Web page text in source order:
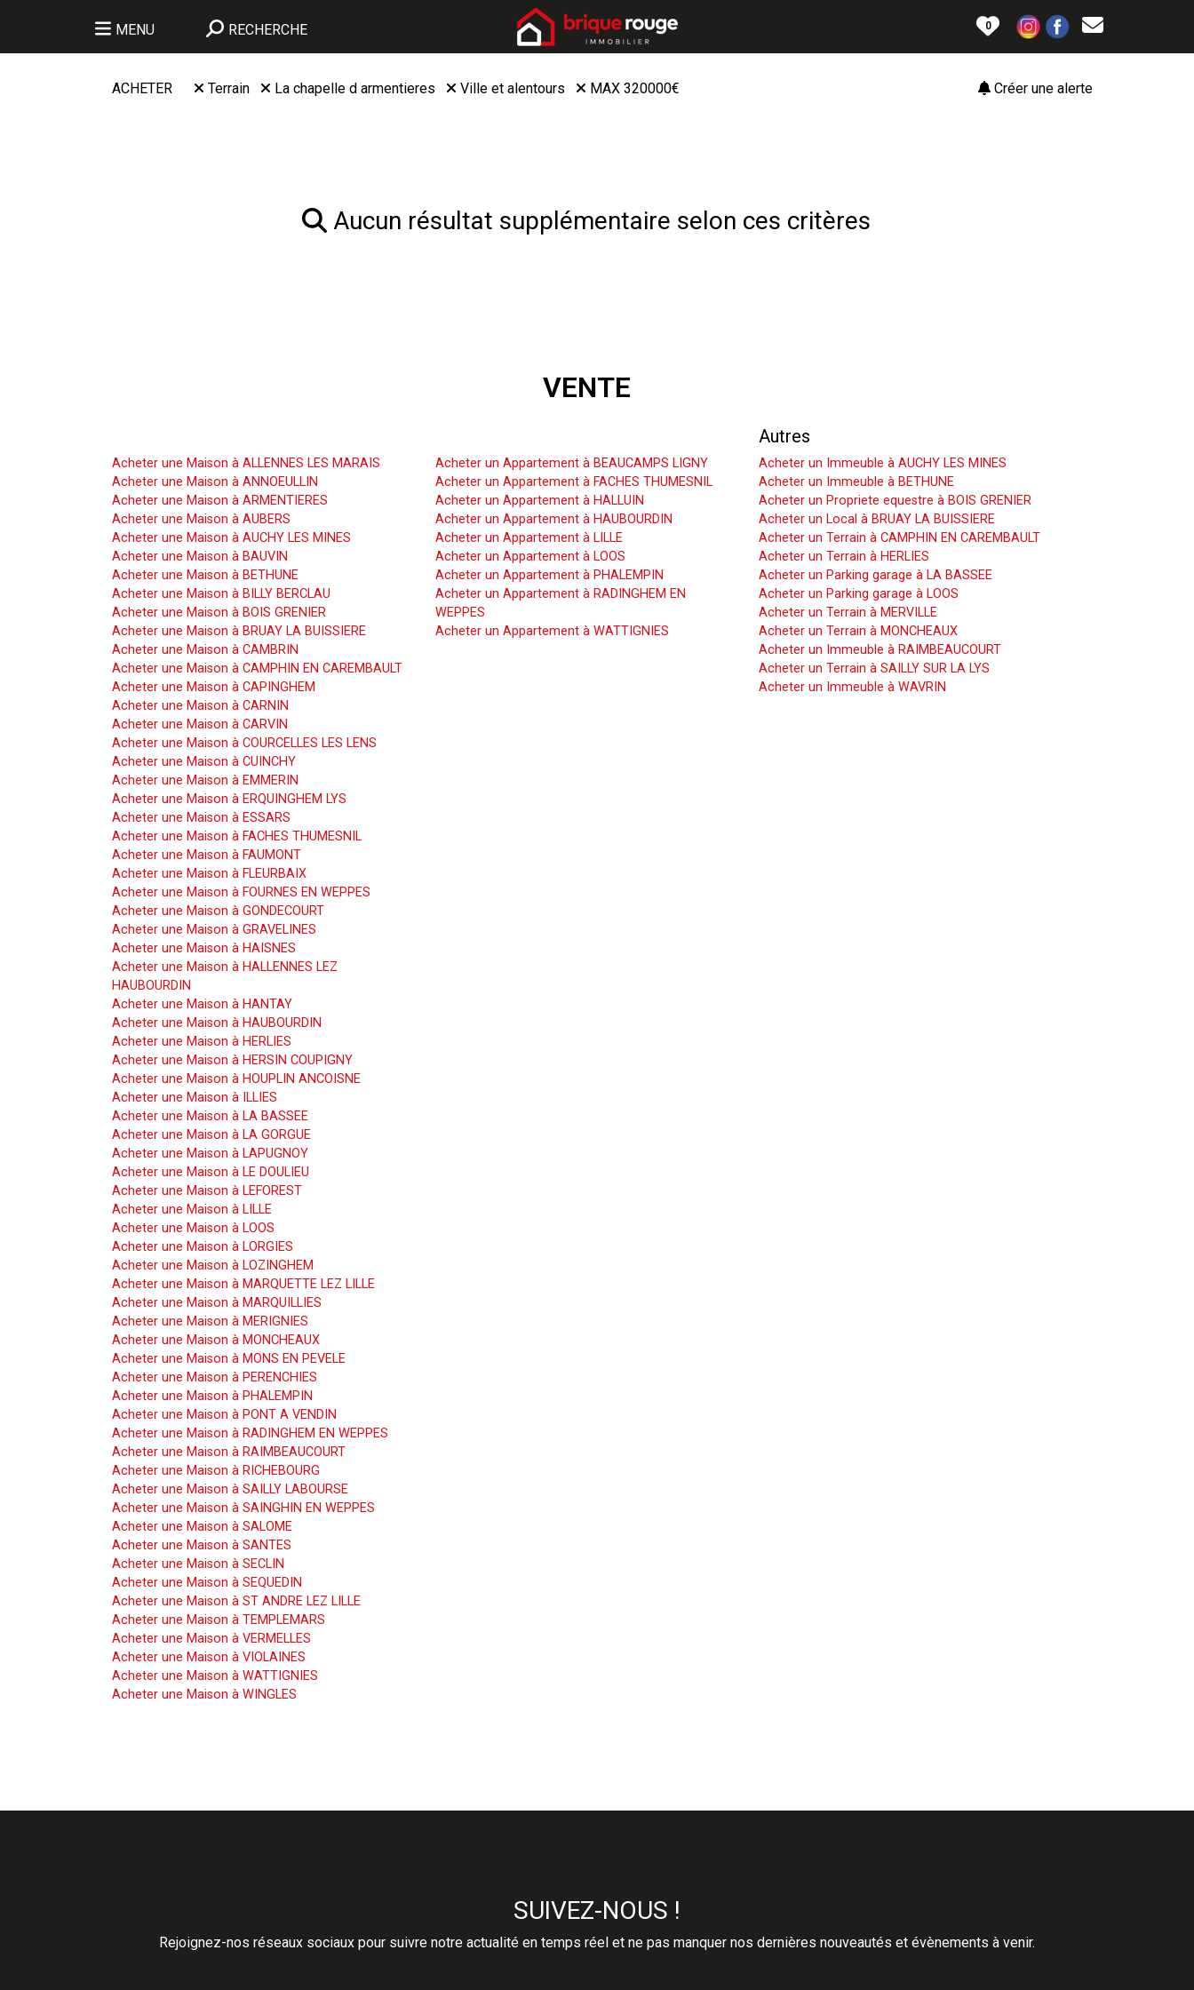
MENU RECHERCHE 0
Créer une alerte
ACHETER Terrain La chapelle d armentieres Ville et alentours MAX 320000€
Aucun résultat supplémentaire selon ces critères
VENTE
Acheter une Maison à ALLENNES LES MARAIS
Acheter une Maison à ANNOEULLIN
Acheter une Maison à ARMENTIERES
Acheter une Maison à AUBERS
Acheter une Maison à AUCHY LES MINES
Acheter une Maison à BAUVIN
Acheter une Maison à BETHUNE
Acheter une Maison à BILLY BERCLAU
Acheter une Maison à BOIS GRENIER
Acheter une Maison à BRUAY LA BUISSIERE
Acheter une Maison à CAMBRIN
Acheter une Maison à CAMPHIN EN CAREMBAULT
Acheter une Maison à CAPINGHEM
Acheter une Maison à CARNIN
Acheter une Maison à CARVIN
Acheter une Maison à COURCELLES LES LENS
Acheter une Maison à CUINCHY
Acheter une Maison à EMMERIN
Acheter une Maison à ERQUINGHEM LYS
Acheter une Maison à ESSARS
Acheter une Maison à FACHES THUMESNIL
Acheter une Maison à FAUMONT
Acheter une Maison à FLEURBAIX
Acheter une Maison à FOURNES EN WEPPES
Acheter une Maison à GONDECOURT
Acheter une Maison à GRAVELINES
Acheter une Maison à HAISNES
Acheter une Maison à HALLENNES LEZ
HAUBOURDIN
Acheter une Maison à HANTAY
Acheter une Maison à HAUBOURDIN
Acheter une Maison à HERLIES
Acheter une Maison à HERSIN COUPIGNY
Acheter une Maison à HOUPLIN ANCOISNE
Acheter une Maison à ILLIES
Acheter une Maison à LA BASSEE
Acheter une Maison à LA GORGUE
Acheter une Maison à LAPUGNOY
Acheter une Maison à LE DOULIEU
Acheter une Maison à LEFOREST
Acheter une Maison à LILLE
Acheter une Maison à LOOS
Acheter une Maison à LORGIES
Acheter une Maison à LOZINGHEM
Acheter une Maison à MARQUETTE LEZ LILLE
Acheter une Maison à MARQUILLIES
Acheter une Maison à MERIGNIES
Acheter une Maison à MONCHEAUX
Acheter une Maison à MONS EN PEVELE
Acheter une Maison à PERENCHIES
Acheter une Maison à PHALEMPIN
Acheter une Maison à PONT A VENDIN
Acheter une Maison à RADINGHEM EN WEPPES
Acheter une Maison à RAIMBEAUCOURT
Acheter une Maison à RICHEBOURG
Acheter une Maison à SAILLY LABOURSE
Acheter une Maison à SAINGHIN EN WEPPES
Acheter une Maison à SALOME
Acheter une Maison à SANTES
Acheter une Maison à SECLIN
Acheter une Maison à SEQUEDIN
Acheter une Maison à ST ANDRE LEZ LILLE
Acheter une Maison à TEMPLEMARS
Acheter une Maison à VERMELLES
Acheter une Maison à VIOLAINES
Acheter une Maison à WATTIGNIES
Acheter une Maison à WINGLES
Acheter un Appartement à BEAUCAMPS LIGNY
Acheter un Appartement à FACHES THUMESNIL
Acheter un Appartement à HALLUIN
Acheter un Appartement à HAUBOURDIN
Acheter un Appartement à LILLE
Acheter un Appartement à LOOS
Acheter un Appartement à PHALEMPIN
Acheter un Appartement à RADINGHEM EN
WEPPES
Acheter un Appartement à WATTIGNIES
Autres
Acheter un Immeuble à AUCHY LES MINES
Acheter un Immeuble à BETHUNE
Acheter un Propriete equestre à BOIS GRENIER
Acheter un Local à BRUAY LA BUISSIERE
Acheter un Terrain à CAMPHIN EN CAREMBAULT
Acheter un Terrain à HERLIES
Acheter un Parking garage à LA BASSEE
Acheter un Parking garage à LOOS
Acheter un Terrain à MERVILLE
Acheter un Terrain à MONCHEAUX
Acheter un Immeuble à RAIMBEAUCOURT
Acheter un Terrain à SAILLY SUR LA LYS
Acheter un Immeuble à WAVRIN
SUIVEZ-NOUS !
Rejoignez-nos réseaux sociaux pour suivre notre actualité en temps réel et ne pas manquer nos dernières nouveautés et évènements à venir.